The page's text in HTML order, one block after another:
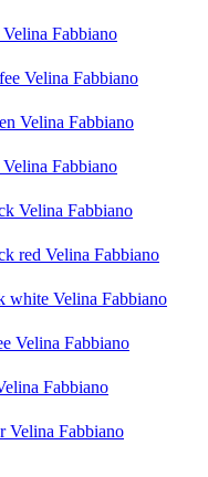
Fabbiano
Velina Fabbiano
Velina Fabbiano
Fabbiano
Velina Fabbiano
red Velina Fabbiano
white Velina Fabbiano
Velina Fabbiano
Fabbiano
Velina Fabbiano